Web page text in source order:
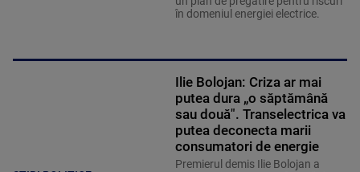
în domeniul energiei electrice.
Ilie Bolojan: Criza ar mai
putea dura „o săptămână
sau două". Transelectrica va
putea deconecta marii
consumatori de energie
Premierul demis Ilie Bolojan a